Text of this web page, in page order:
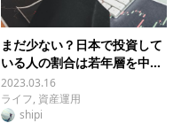
まだ少ない？日本で投資して
いる人の割合は若年層を中...
2023.03.16
ライフ, 資産運用
shipi